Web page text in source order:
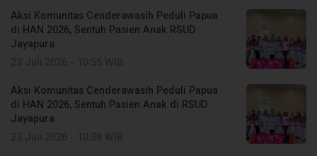
Aksi Komunitas Cenderawasih Peduli Papua
di HAN 2026, Sentuh Pasien Anak RSUD
Jayapura
Aksi Komunitas Cenderawasih Peduli Papua
di HAN 2026, Sentuh Pasien Anak di RSUD
Jayapura